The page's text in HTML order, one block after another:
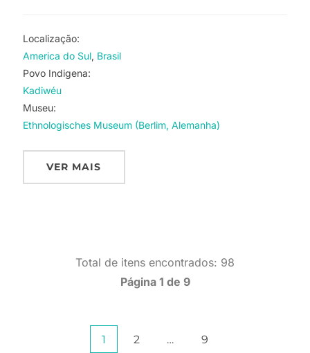
Localização:
America do Sul Brasil
Povo Indigena:
Kadiwéu
Museu:
Ethnologisches Museum (Berlim, Alemanha)
VER MAIS
Total de itens encontrados: 98
Página 1 de 9
Paginação1 2 … 9